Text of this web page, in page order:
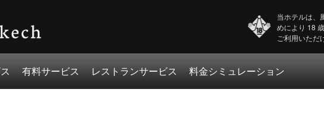
当ホテルは、
めにより 18
ご利用いただ
有料サービス レストランサービス 料金シミュレーション